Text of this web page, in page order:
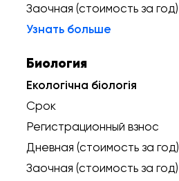
Заочная (стоимость за год)
Узнать больше
Биология
Екологічна біологія
Срок
Регистрационный взнос
Дневная (стоимость за год)
Заочная (стоимость за год)